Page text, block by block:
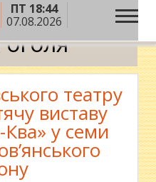
ПТ 18:44
07.08.2026
театру
виставу
у семи